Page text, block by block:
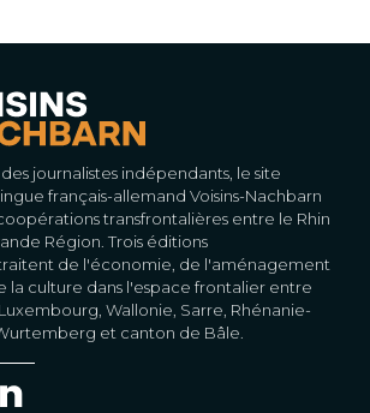
journalistes indépendants, le site
français-allemand Voisins-Nachbarn
transfrontalières entre le Rhin
Région. Trois éditions
de l'économie, de l'aménagement
la culture dans l'espace frontalier entre
Wallonie, Sarre, Rhénanie-
et canton de Bâle.